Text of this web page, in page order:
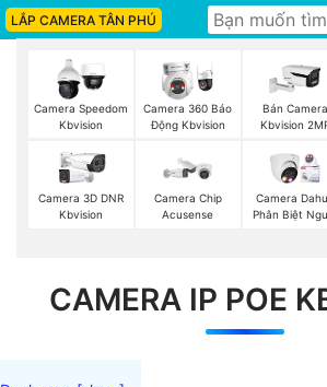
LẮP CAMERA TÂN PHÚ
Camera Speedom
Kbvision
Camera 360 Báo
Động Kbvision
Bán Camera
Kbvision
Camera 3D DNR
Kbvision
Camera Chip
Acusense
Camera
Phân Biệt
CAMERA IP POE